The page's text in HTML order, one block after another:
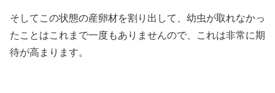
そしてこの状態の産卵材を割り出して、幼虫が取れなかっ
たことはこれまで一度もありませんので、これは非常に期
待が高まります。